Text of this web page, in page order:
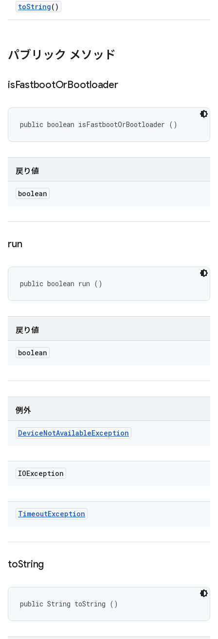
toString()
パブリック メソッド
isFastbootOrBootloader
public boolean isFastbootOrBootloader ()
戻り値
boolean
run
public boolean run ()
戻り値
boolean
例外
DeviceNotAvailableException
IOException
TimeoutException
toString
public String toString ()